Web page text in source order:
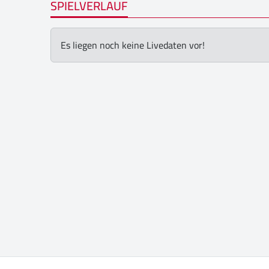
SPIELVERLAUF
Es liegen noch keine Livedaten vor!